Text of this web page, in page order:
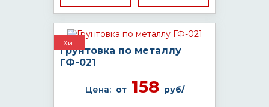
Хит
Грунтовка по металлу
ГФ-021
Цена: от158 руб/